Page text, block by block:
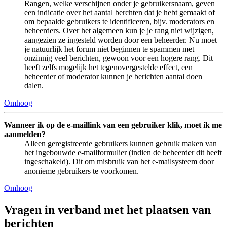
Rangen, welke verschijnen onder je gebruikersnaam, geven
een indicatie over het aantal berchten dat je hebt gemaakt of
om bepaalde gebruikers te identificeren, bijv. moderators en
beheerders. Over het algemeen kun je je rang niet wijzigen,
aangezien ze ingesteld worden door een beheerder. Nu moet
je natuurlijk het forum niet beginnen te spammen met
onzinnig veel berichten, gewoon voor een hogere rang. Dit
heeft zelfs mogelijk het tegenovergestelde effect, een
beheerder of moderator kunnen je berichten aantal doen
dalen.
Omhoog
Wanneer ik op de e-maillink van een gebruiker klik, moet ik me
aanmelden?
Alleen geregistreerde gebruikers kunnen gebruik maken van
het ingebouwde e-mailformulier (indien de beheerder dit heeft
ingeschakeld). Dit om misbruik van het e-mailsysteem door
anonieme gebruikers te voorkomen.
Omhoog
Vragen in verband met het plaatsen van
berichten